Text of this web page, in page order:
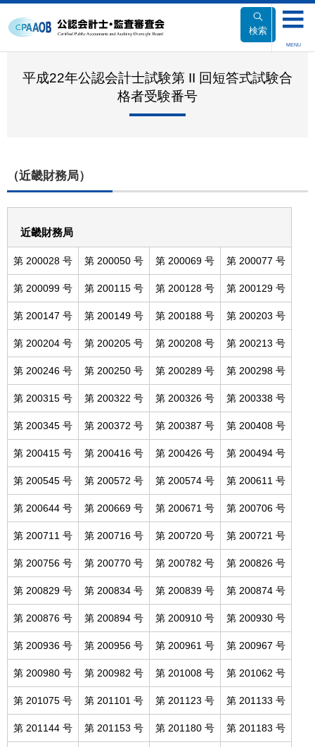
文
検索
MENU
平成22年公認会計士試験第 II 回短答式試験合
格者受験番号
（近畿財務局）
近畿財務局
第 200028 号 第 200050 号 第 200069 号 第 200077 号
第 200099 号 第 200115 号 第 200128 号 第 200129 号
第 200147 号 第 200149 号 第 200188 号 第 200203 号
第 200204 号 第 200205 号 第 200208 号 第 200213 号
第 200246 号 第 200250 号 第 200289 号 第 200298 号
第 200315 号 第 200322 号 第 200326 号 第 200338 号
第 200345 号 第 200372 号 第 200387 号 第 200408 号
第 200415 号 第 200416 号 第 200426 号 第 200494 号
第 200545 号 第 200572 号 第 200574 号 第 200611 号
第 200644 号 第 200669 号 第 200671 号 第 200706 号
第 200711 号 第 200716 号 第 200720 号 第 200721 号
第 200756 号 第 200770 号 第 200782 号 第 200826 号
第 200829 号 第 200834 号 第 200839 号 第 200874 号
第 200876 号 第 200894 号 第 200910 号 第 200930 号
第 200936 号 第 200956 号 第 200961 号 第 200967 号
第 200980 号 第 200982 号 第 201008 号 第 201062 号
第 201075 号 第 201101 号 第 201123 号 第 201133 号
第 201144 号 第 201153 号 第 201180 号 第 201183 号